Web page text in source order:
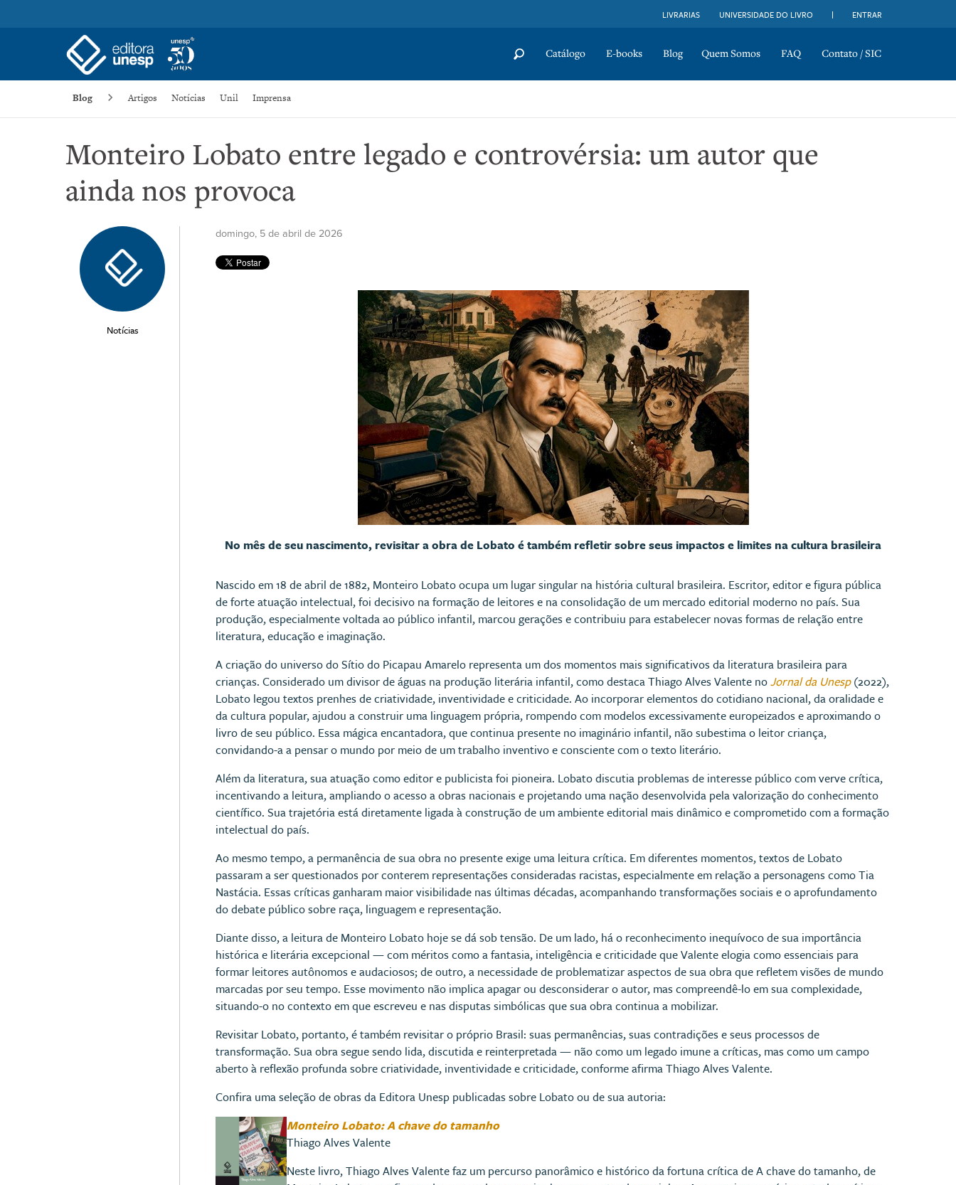
LIVRARIAS UNIVERSIDADE DO LIVRO ENTRAR
Catálogo E-books Blog Quem Somos FAQ Contato / SIC
Blog Artigos Notícias Unil Imprensa
Monteiro Lobato entre legado e controvérsia: um autor que
ainda nos provoca
Notícias
domingo, 5 de abril de 2026
No mês de seu nascimento, revisitar a obra de Lobato é também refletir sobre seus impactos e limites na cultura brasileira
Nascido em 18 de abril de 1882, Monteiro Lobato ocupa um lugar singular na história cultural brasileira. Escritor, editor e figura pública
de forte atuação intelectual, foi decisivo na formação de leitores e na consolidação de um mercado editorial moderno no país. Sua
produção, especialmente voltada ao público infantil, marcou gerações e contribuiu para estabelecer novas formas de relação entre
literatura, educação e imaginação.
A criação do universo do Sítio do Picapau Amarelo representa um dos momentos mais significativos da literatura brasileira para
crianças. Considerado um divisor de águas na produção literária infantil, como destaca Thiago Alves Valente noJornal da Unesp(2022),
Lobato legou textos prenhes de criatividade, inventividade e criticidade. Ao incorporar elementos do cotidiano nacional, da oralidade e
da cultura popular, ajudou a construir uma linguagem própria, rompendo com modelos excessivamente europeizados e aproximando o
livro de seu público. Essa mágica encantadora, que continua presente no imaginário infantil, não subestima o leitor criança,
convidando-a a pensar o mundo por meio de um trabalho inventivo e consciente com o texto literário.
Além da literatura, sua atuação como editor e publicista foi pioneira. Lobato discutia problemas de interesse público com verve crítica,
incentivando a leitura, ampliando o acesso a obras nacionais e projetando uma nação desenvolvida pela valorização do conhecimento
científico. Sua trajetória está diretamente ligada à construção de um ambiente editorial mais dinâmico e comprometido com a formação
intelectual do país.
Ao mesmo tempo, a permanência de sua obra no presente exige uma leitura crítica. Em diferentes momentos, textos de Lobato
passaram a ser questionados por conterem representações consideradas racistas, especialmente em relação a personagens como Tia
Nastácia. Essas críticas ganharam maior visibilidade nas últimas décadas, acompanhando transformações sociais e o aprofundamento
do debate público sobre raça, linguagem e representação.
Diante disso, a leitura de Monteiro Lobato hoje se dá sob tensão. De um lado, há o reconhecimento inequívoco de sua importância
histórica e literária excepcional — com méritos como a fantasia, inteligência e criticidade que Valente elogia como essenciais para
formar leitores autônomos e audaciosos; de outro, a necessidade de problematizar aspectos de sua obra que refletem visões de mundo
marcadas por seu tempo. Esse movimento não implica apagar ou desconsiderar o autor, mas compreendê-lo em sua complexidade,
situando-o no contexto em que escreveu e nas disputas simbólicas que sua obra continua a mobilizar.
Revisitar Lobato, portanto, é também revisitar o próprio Brasil: suas permanências, suas contradições e seus processos de
transformação. Sua obra segue sendo lida, discutida e reinterpretada — não como um legado imune a críticas, mas como um campo
aberto à reflexão profunda sobre criatividade, inventividade e criticidade, conforme afirma Thiago Alves Valente.
Confira uma seleção de obras da Editora Unesp publicadas sobre Lobato ou de sua autoria:
Monteiro Lobato: A chave do tamanho
Thiago Alves Valente
Neste livro, Thiago Alves Valente faz um percurso panorâ­mico e histórico da fortuna crítica de A chave do tamanho, de